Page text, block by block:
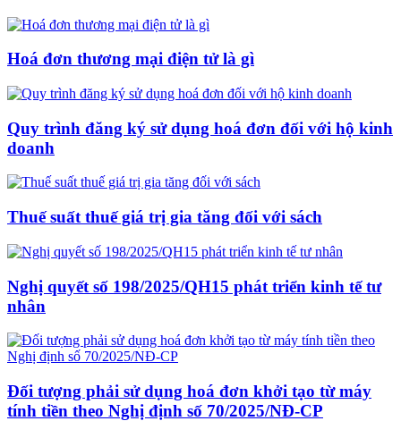
Hoá đơn thương mại điện tử là gì
Quy trình đăng ký sử dụng hoá đơn đối với hộ kinh
doanh
Thuế suất thuế giá trị gia tăng đối với sách
Nghị quyết số 198/2025/QH15 phát triển kinh tế tư
nhân
Đối tượng phải sử dụng hoá đơn khởi tạo từ máy
tính tiền theo Nghị định số 70/2025/NĐ-CP